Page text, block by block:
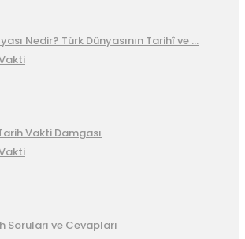
Nedir? Türk Dünyasının Tarihî ve …
Vakti Damgası
Soruları ve Cevapları